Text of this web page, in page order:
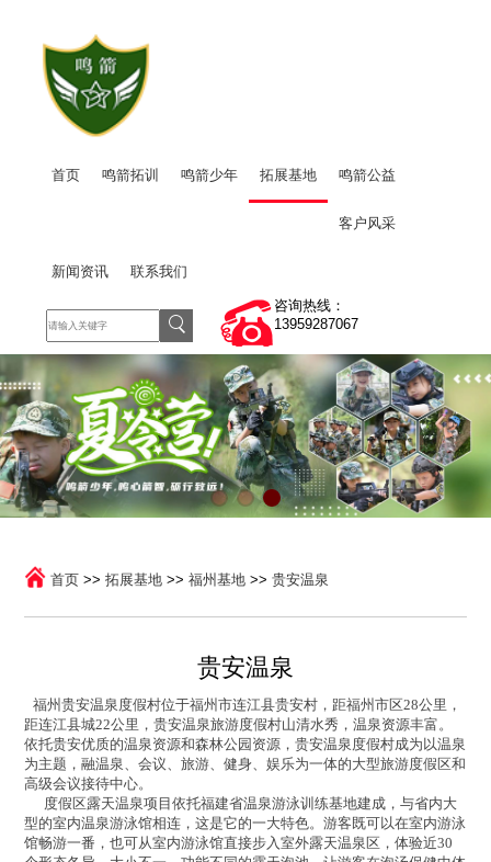
首页 鸣箭拓训 鸣箭少年 拓展基地 鸣箭公益
客户风采
新闻资讯 联系我们
咨询热线：
13959287067
首页 >>拓展基地 >>福州基地 >>贵安温泉
贵安温泉
福州贵安温泉度假村位于福州市连江县贵安村，距福州市区28公里，
距连江县城22公里，贵安温泉旅游度假村山清水秀，温泉资源丰富。
依托贵安优质的温泉资源和森林公园资源，贵安温泉度假村成为以温泉
为主题，融温泉、会议、旅游、健身、娱乐为一体的大型旅游度假区和
高级会议接待中心。
度假区露天温泉项目依托福建省温泉游泳训练基地建成，与省内大
型的室内温泉游泳馆相连，这是它的一大特色。游客既可以在室内游泳
馆畅游一番，也可从室内游泳馆直接步入室外露天温泉区，体验近30